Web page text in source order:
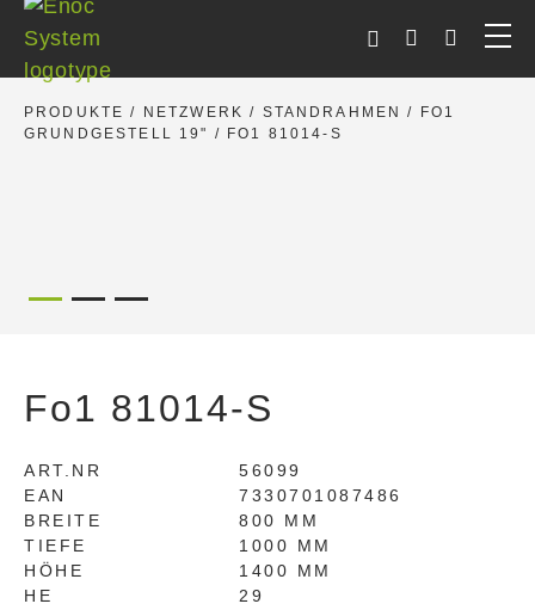
Skip
content
PRODUKTE / NETZWERK / STANDRAHMEN /
FO1
GRUNDGESTELL 19" / FO1 81014-S
Fo1 81014-S
ART.NR
56099
EAN
7330701087486
BREITE
800 MM
TIEFE
1000 MM
HÖHE
1400 MM
HE
29